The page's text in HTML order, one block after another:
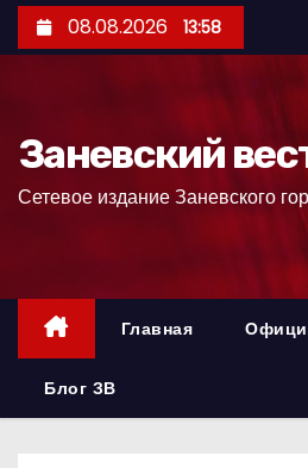
е
р
08.08.2026 13:58
Заневский
Сетевое издание Заневского
Главная
Блог ЗВ